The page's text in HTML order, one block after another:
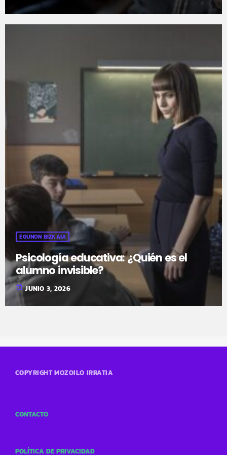
EGUNON BIZKAIA
Psicología educativa: ¿Quién es el
alumno invisible?
today JUNIO 3, 2026
COPYRIGHT MOZOILO IRRATIA
CONTACTO
POLÍTICA DE PRIVACIDAD